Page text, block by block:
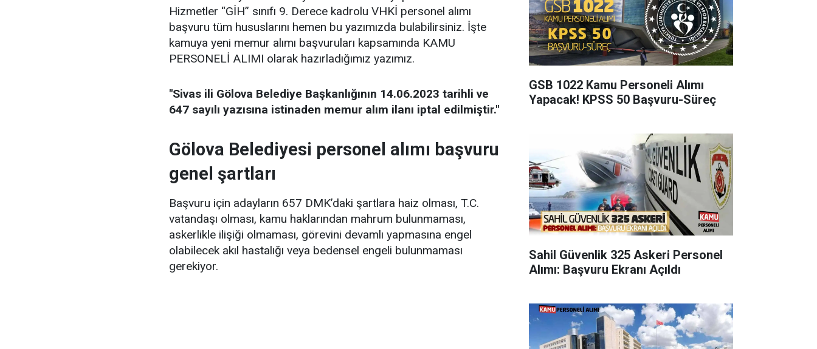
Hizmetler “GİH” sınıfı 9. Derece kadrolu VHKİ personel alımı
başvuru tüm hususlarını hemen bu yazımızda bulabilirsiniz. İşte
kamuya yeni memur alımı başvuruları kapsamında KAMU
PERSONELİ ALIMI olarak hazırladığımız yazımız.
"Sivas ili Gölova Belediye Başkanlığının 14.06.2023 tarihli ve
647 sayılı yazısına istinaden memur alım ilanı iptal edilmiştir."
Gölova Belediyesi personel alımı başvuru
genel şartları
Başvuru için adayların 657 DMK’daki şartlara haiz olması, T.C.
vatandaşı olması, kamu haklarından mahrum bulunmaması,
askerlikle ilişiği olmaması, görevini devamlı yapmasına engel
olabilecek akıl hastalığı veya bedensel engeli bulunmaması
gerekiyor.
GSB 1022 Kamu Personeli Alımı
Yapacak! KPSS 50 Başvuru-Süreç
Sahil Güvenlik 325 Askeri Personel
Alımı: Başvuru Ekranı Açıldı